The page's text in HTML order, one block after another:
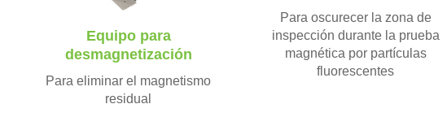
Equipo para
desmagnetización
Para eliminar el magnetismo
residual
Para oscurecer la zona de
inspección durante la prueba
magnética por partículas
fluorescentes